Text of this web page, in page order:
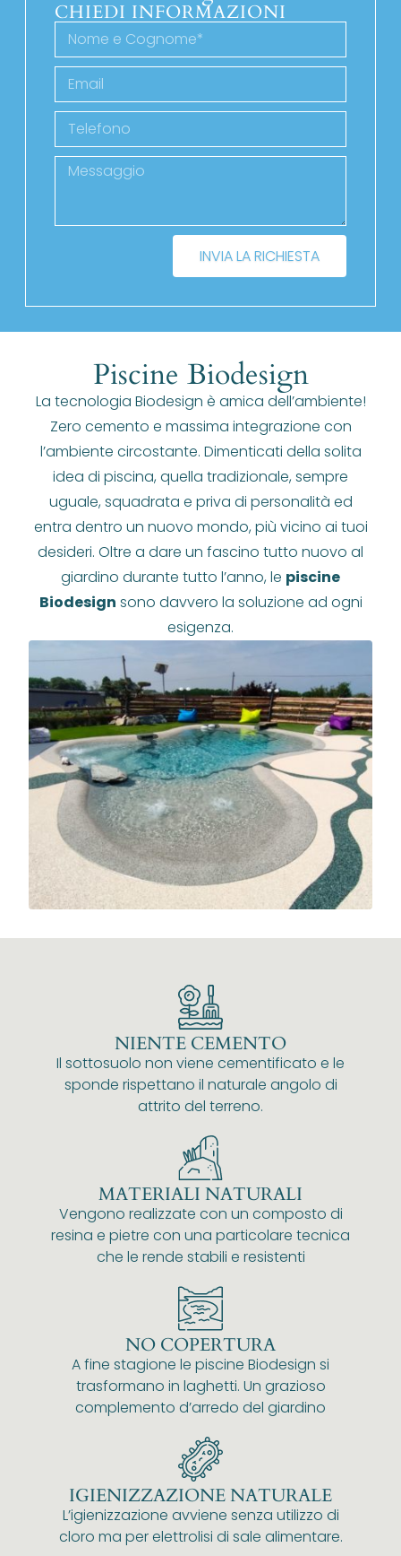
CHIEDI INFORMAZIONI
INVIA LA RICHIESTA
Piscine Biodesign
La tecnologia Biodesign è amica dell’ambiente!
Zero cemento e massima integrazione con
l’ambiente circostante. Dimenticati della solita
idea di piscina, quella tradizionale, sempre
uguale, squadrata e priva di personalità ed
entra dentro un nuovo mondo, più vicino ai tuoi
desideri. Oltre a dare un fascino tutto nuovo al
giardino durante tutto l’anno, le piscine
Biodesign sono davvero la soluzione ad ogni
esigenza.
NIENTE CEMENTO
Il sottosuolo non viene cementificato e le
sponde rispettano il naturale angolo di
attrito del terreno.
MATERIALI NATURALI
Vengono realizzate con un composto di
resina e pietre con una particolare tecnica
che le rende stabili e resistenti
NO COPERTURA
A fine stagione le piscine Biodesign si
trasformano in laghetti. Un grazioso
complemento d’arredo del giardino
IGIENIZZAZIONE NATURALE
L’igienizzazione avviene senza utilizzo di
cloro ma per elettrolisi di sale alimentare.